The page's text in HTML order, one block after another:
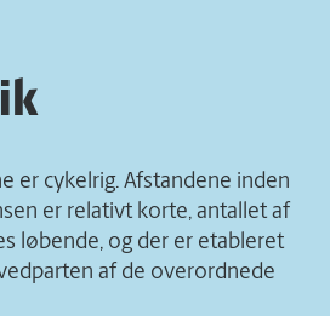
er cykelrig. Afstandene inden
er relativt korte, antallet af
løbende, og der er etableret
af de overordnede